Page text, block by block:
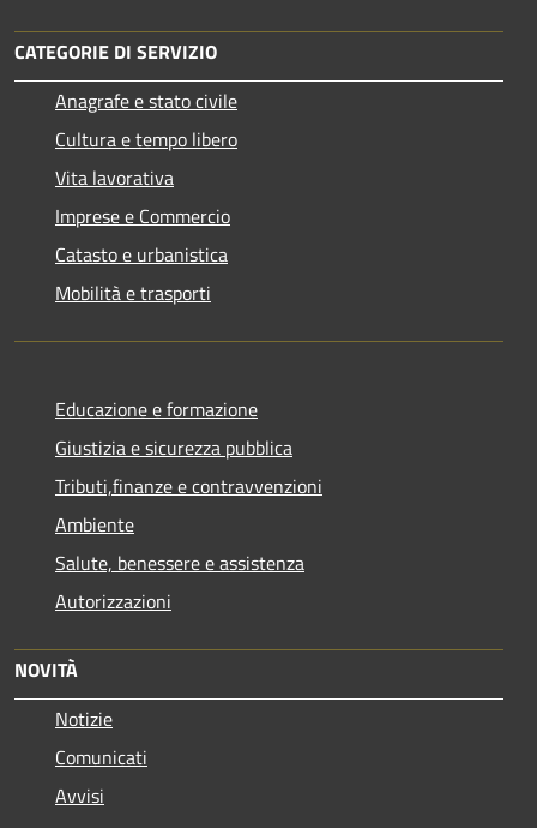
CATEGORIE DI SERVIZIO
Anagrafe e stato civile
Cultura e tempo libero
Vita lavorativa
Imprese e Commercio
Catasto e urbanistica
Mobilità e trasporti
Educazione e formazione
Giustizia e sicurezza pubblica
Tributi,finanze e contravvenzioni
Ambiente
Salute, benessere e assistenza
Autorizzazioni
NOVITÀ
Notizie
Comunicati
Avvisi